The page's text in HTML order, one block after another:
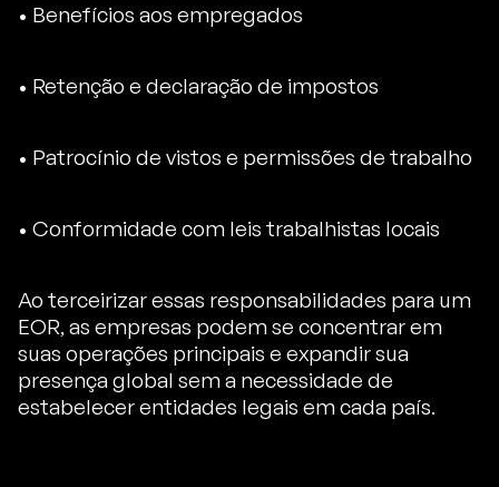
• Benefícios aos empregados
• Retenção e declaração de impostos
• Patrocínio de vistos e permissões de trabalho
• Conformidade com leis trabalhistas locais
Ao terceirizar essas responsabilidades para um
EOR, as empresas podem se concentrar em
suas operações principais e expandir sua
presença global sem a necessidade de
estabelecer entidades legais em cada país.